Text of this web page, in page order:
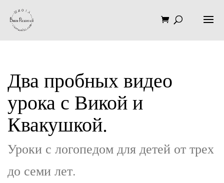
Два пробных видео
урока с Викой и
Квакушкой.
Уроки с логопедом для детей от трех
до семи лет.